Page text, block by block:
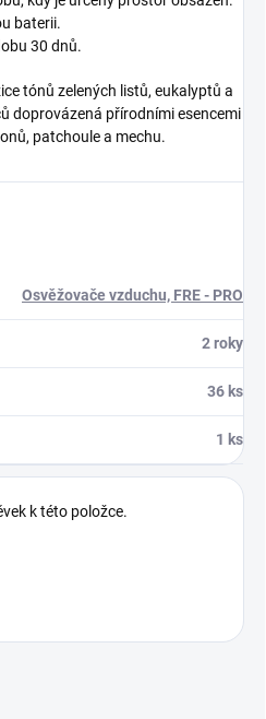
baterii.
30 dnů.
tónů zelených listů, eukalyptů a
doprovázená přírodními esencemi
patchoule a mechu.
Osvěžovače vzduchu, FRE - PRO
2 roky
36 ks
1 ks
k této položce.